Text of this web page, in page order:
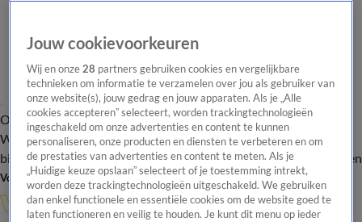
Overzicht Onze programma's Uitzendingen Onze gezichten
In de
WandelgangenInterviewsUitzending
bijwonenPodcastShopVeelgestelde vragenKijkersvraag insturen
Volg Vandaag Inside
Jouw cookievoorkeuren
Wij en onze28 partners gebruiken cookies en vergelijkbare
technieken om informatie te verzamelen over jou als gebruiker van
onze website(s), jouw gedrag en jouw apparaten. Als je „Alle
cookies accepteren” selecteert, worden trackingtechnologieën
ingeschakeld om onze advertenties en content te kunnen
personaliseren, onze producten en diensten te verbeteren en om
de prestaties van advertenties en content te meten. Als je
„Huidige keuze opslaan” selecteert of je toestemming intrekt,
worden deze trackingtechnologieën uitgeschakeld. We gebruiken
dan enkel functionele en essentiële cookies om de website goed te
laten functioneren en veilig te houden. Je kunt dit menu op ieder